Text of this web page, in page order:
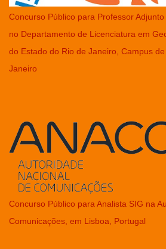
Concurso Público para Professor
no Departamento de Licenciatura em
do Estado do Rio de Janeiro, Campus
Janeiro
Concurso Público para Analista SIG na
Comunicações, em Lisboa, Portugal